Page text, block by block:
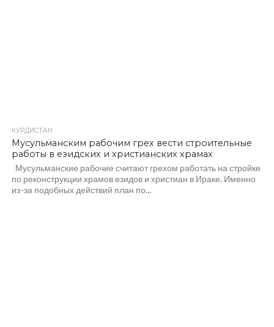
КУРДИСТАН
Мусульманским рабочим грех вести строительные
работы в езидских и христианских храмах
Мусульманские рабочие считают грехом работать на стройке
по реконструкции храмов езидов и христиан в Ираке. Именно
из-за подобных действий план по...